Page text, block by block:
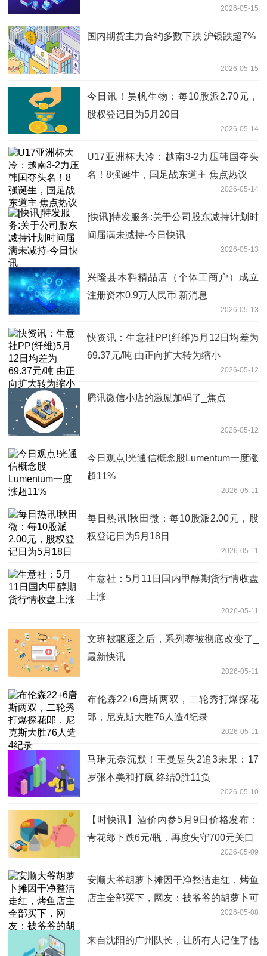
2026-05-15
国内期货主力合约多数下跌 沪银跌超7%
2026-05-15
今日讯！昊帆生物：每10股派2.70元，
股权登记日为5月20日
2026-05-14
U17亚洲杯大冷：越南3-2力压韩国夺头
名！8强诞生，国足战东道主 焦点热议
2026-05-14
[快讯]特发服务:关于公司股东减持计划时
间届满未减持-今日快讯
2026-05-13
兴隆县木料精品店（个体工商户）成立
注册资本0.9万人民币 新消息
2026-05-13
快资讯：生意社PP(纤维)5月12日均差为
69.37元/吨 由正向扩大转为缩小
2026-05-12
腾讯微信小店的激励加码了_焦点
2026-05-12
今日观点!光通信概念股Lumentum一度涨
超11%
2026-05-11
每日热讯!秋田微：每10股派2.00元，股
权登记日为5月18日
2026-05-11
生意社：5月11日国内甲醇期货行情收盘
上涨
2026-05-11
文班被驱逐之后，系列赛被彻底改变了_
最新快讯
2026-05-11
布伦森22+6唐斯两双，二轮秀打爆探花
郎，尼克斯大胜76人造4纪录
2026-05-11
马琳无奈沉默！王曼昱失2追3未果：17
岁张本美和打疯 终结0胜11负
2026-05-10
【时快讯】酒价内参5月9日价格发布：
青花郎下跌6元/瓶，再度失守700元关口
2026-05-09
安顺大爷胡萝卜摊因干净整洁走红，烤鱼
店主全部买下，网友：被爷爷的胡萝卜可
2026-05-08
来自沈阳的广州队长，让所有人记住了他